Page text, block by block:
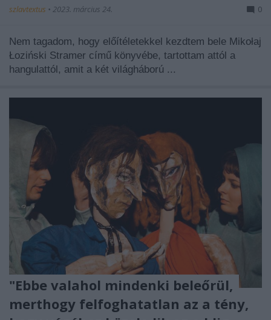
szlavtextus • 2023. március 24. 0
Nem tagadom, hogy előítéletekkel kezdtem bele Mikołaj
Łoziński Stramer című könyvébe, tartottam attól a
hangulattól, amit a két világháború ...
"Ebbe valahol mindenki beleőrül,
merthogy felfoghatatlan az a tény,